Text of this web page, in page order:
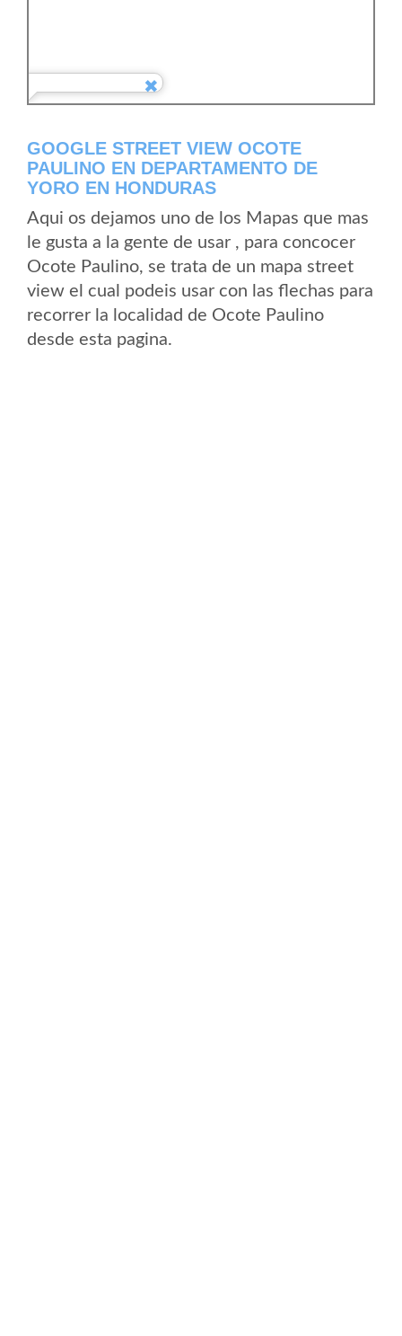
GOOGLE STREET VIEW OCOTE
PAULINO EN DEPARTAMENTO DE
YORO EN HONDURAS
Aqui os dejamos uno de los Mapas que mas
le gusta a la gente de usar , para concocer
Ocote Paulino, se trata de un mapa street
view el cual podeis usar con las flechas para
recorrer la localidad de Ocote Paulino
desde esta pagina.